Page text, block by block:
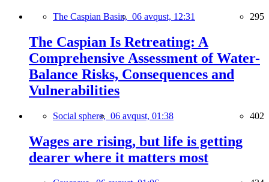
The Caspian Basin, 06 avqust, 12:31 295
The Caspian Is Retreating: A
Comprehensive Assessment of Water-
Balance Risks, Consequences and
Vulnerabilities
Social sphere, 06 avqust, 01:38 402
Wages are rising, but life is getting
dearer where it matters most